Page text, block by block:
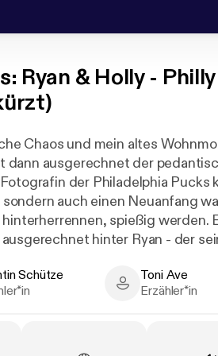
Ryan & Holly -
Chaos und mein altes
dann ausgerechnet der
der Philadelphia Pucks
auch einen Neuanfang
spießig werden.
hinter Ryan - der
- so viel mehr steckt, als ich
den Philadelphia Pucks verläuft
zur Hölle. Dabei habe ich
- Narrator
Schütze
Toni Ave -
Toni Ave
Erzähler*in